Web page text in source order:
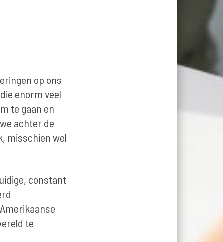
op ons
enorm veel
te gaan en
achter de
misschien wel
constant
te